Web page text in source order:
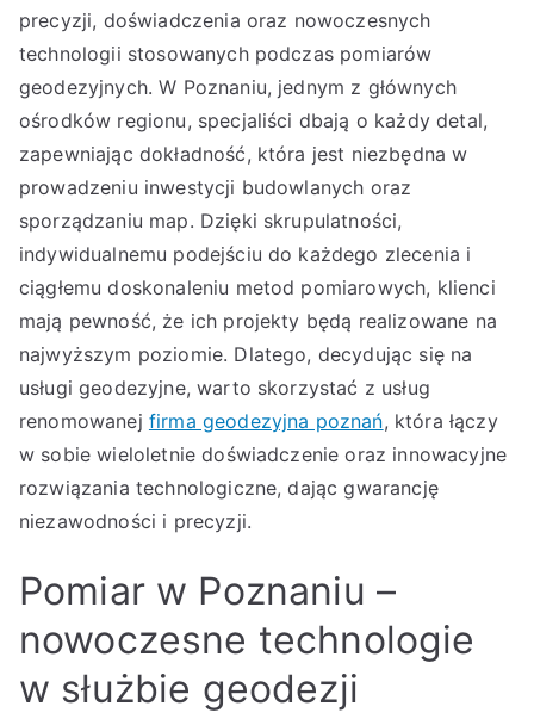
precyzji, doświadczenia oraz nowoczesnych
technologii stosowanych podczas pomiarów
geodezyjnych. W Poznaniu, jednym z głównych
ośrodków regionu, specjaliści dbają o każdy detal,
zapewniając dokładność, która jest niezbędna w
prowadzeniu inwestycji budowlanych oraz
sporządzaniu map. Dzięki skrupulatności,
indywidualnemu podejściu do każdego zlecenia i
ciągłemu doskonaleniu metod pomiarowych, klienci
mają pewność, że ich projekty będą realizowane na
najwyższym poziomie. Dlatego, decydując się na
usługi geodezyjne, warto skorzystać z usług
renomowanej firma geodezyjna poznań, która łączy
w sobie wieloletnie doświadczenie oraz innowacyjne
rozwiązania technologiczne, dając gwarancję
niezawodności i precyzji.
Pomiar w Poznaniu –
nowoczesne technologie
w służbie geodezji